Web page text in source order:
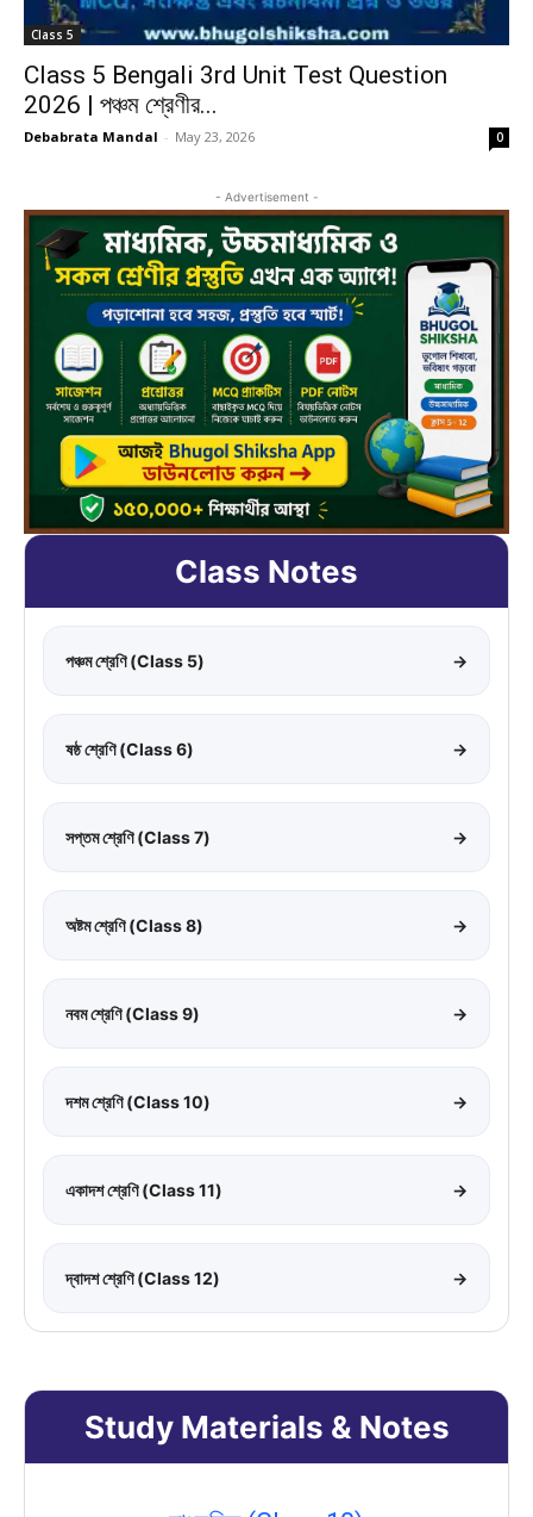
Class 5
Class 5 Bengali 3rd Unit Test Question
2026 | পঞ্চম শ্রেণীর...
Debabrata Mandal - May 23, 2026 0
- Advertisement -
Class Notes
পঞ্চম শ্রেণি (Class 5) →
ষষ্ঠ শ্রেণি (Class 6) →
সপ্তম শ্রেণি (Class 7) →
অষ্টম শ্রেণি (Class 8) →
নবম শ্রেণি (Class 9) →
দশম শ্রেণি (Class 10) →
একাদশ শ্রেণি (Class 11) →
দ্বাদশ শ্রেণি (Class 12) →
Study Materials & Notes